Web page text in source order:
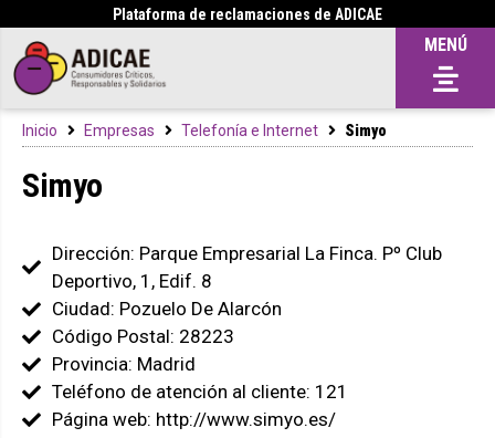
Plataforma de reclamaciones de ADICAE
MENÚ
Inicio Empresas Telefonía e Internet Simyo
Simyo
Dirección: Parque Empresarial La Finca. Pº Club
Deportivo, 1, Edif. 8
Ciudad: Pozuelo De Alarcón
Código Postal: 28223
Provincia: Madrid
Teléfono de atención al cliente: 121
Página web: http://www.simyo.es/